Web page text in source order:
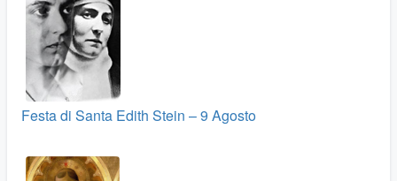
Festa di Santa Edith Stein – 9 Agosto